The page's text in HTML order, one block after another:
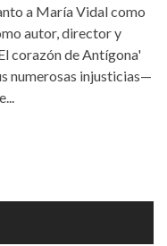
a María Vidal como
autor, director y
corazón de Antígona'
numerosas injusticias—